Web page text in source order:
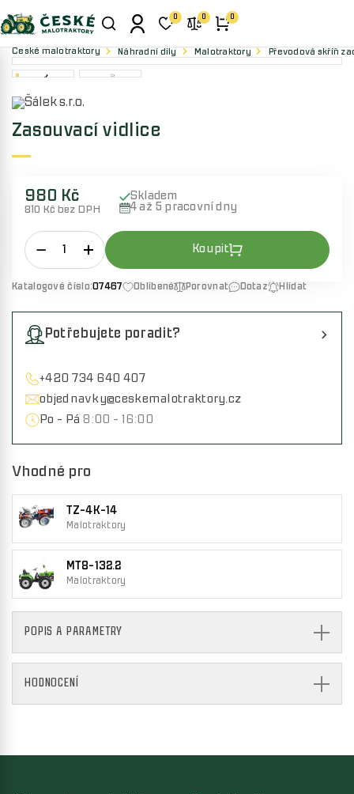
0 0 0
České malotraktory Náhradní díly Malotraktory Převodová skříň
Zasouvací vidlice
980 Kč
810 Kč bez DPH
Skladem
4 až 5 pracovní dny
Katalogové číslo:07467 Oblíbené Porovnat Dotaz Hlídat
Potřebujete poradit?
+420 734 640 407
objednavky@ceskemalotraktory.cz
Po - Pá 8:00 - 16:00
Vhodné pro
TZ-4K-14
Malotraktory
MT8-132.2
Malotraktory
POPIS A PARAMETRY
HODNOCENÍ